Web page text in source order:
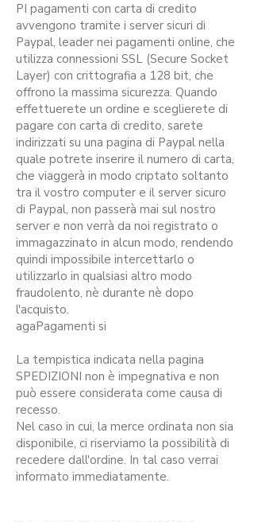
PI pagamenti con carta di credito
avvengono tramite i server sicuri di
Paypal, leader nei pagamenti online, che
utilizza connessioni SSL (Secure Socket
Layer) con crittografia a 128 bit, che
offrono la massima sicurezza. Quando
effettuerete un ordine e sceglierete di
pagare con carta di credito, sarete
indirizzati su una pagina di Paypal nella
quale potrete inserire il numero di carta,
che viaggerà in modo criptato soltanto
tra il vostro computer e il server sicuro
di Paypal, non passerà mai sul nostro
server e non verrà da noi registrato o
immagazzinato in alcun modo, rendendo
quindi impossibile intercettarlo o
utilizzarlo in qualsiasi altro modo
fraudolento, nè durante nè dopo
l'acquisto.
agaPagamenti si
La tempistica indicata nella pagina
SPEDIZIONI non è impegnativa e non
può essere considerata come causa di
recesso.
Nel caso in cui, la merce ordinata non sia
disponibile, ci riserviamo la possibilità di
recedere dall'ordine. In tal caso verrai
informato immediatamente.